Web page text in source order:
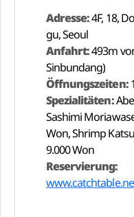
Adresse:4F, 18,
gu, Seoul
Anfahrt:493m
Sinbundang)
Öffnungszeiten:
Spezialitäten:
Sashimi
Won, Shrimp
9.000 Won
Reservierung: